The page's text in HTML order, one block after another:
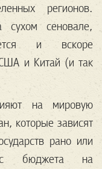
регионов.
сеновале,
и вскоре
и Китай (и так
на мировую
которые зависят
рано или
бюджета на